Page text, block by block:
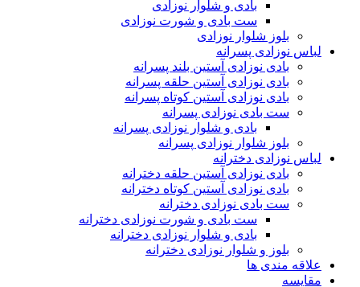
بادی و شلوار نوزادی
ست بادی و شورت نوزادی
بلوز شلوار نوزادی
لباس نوزادی پسرانه
بادی نوزادی آستین بلند پسرانه
بادی نوزادی آستین حلقه پسرانه
بادی نوزادی آستین کوتاه پسرانه
ست بادی نوزادی پسرانه
بادی و شلوار نوزادی پسرانه
بلوز شلوار نوزادی پسرانه
لباس نوزادی دخترانه
بادی نوزادی آستین حلقه دخترانه
بادی نوزادی آستین کوتاه دخترانه
ست بادی نوزادی دخترانه
ست بادی و شورت نوزادی دخترانه
بادی و شلوار نوزادی دخترانه
بلوز و شلوار نوزادی دخترانه
علاقه مندی ها
مقایسه